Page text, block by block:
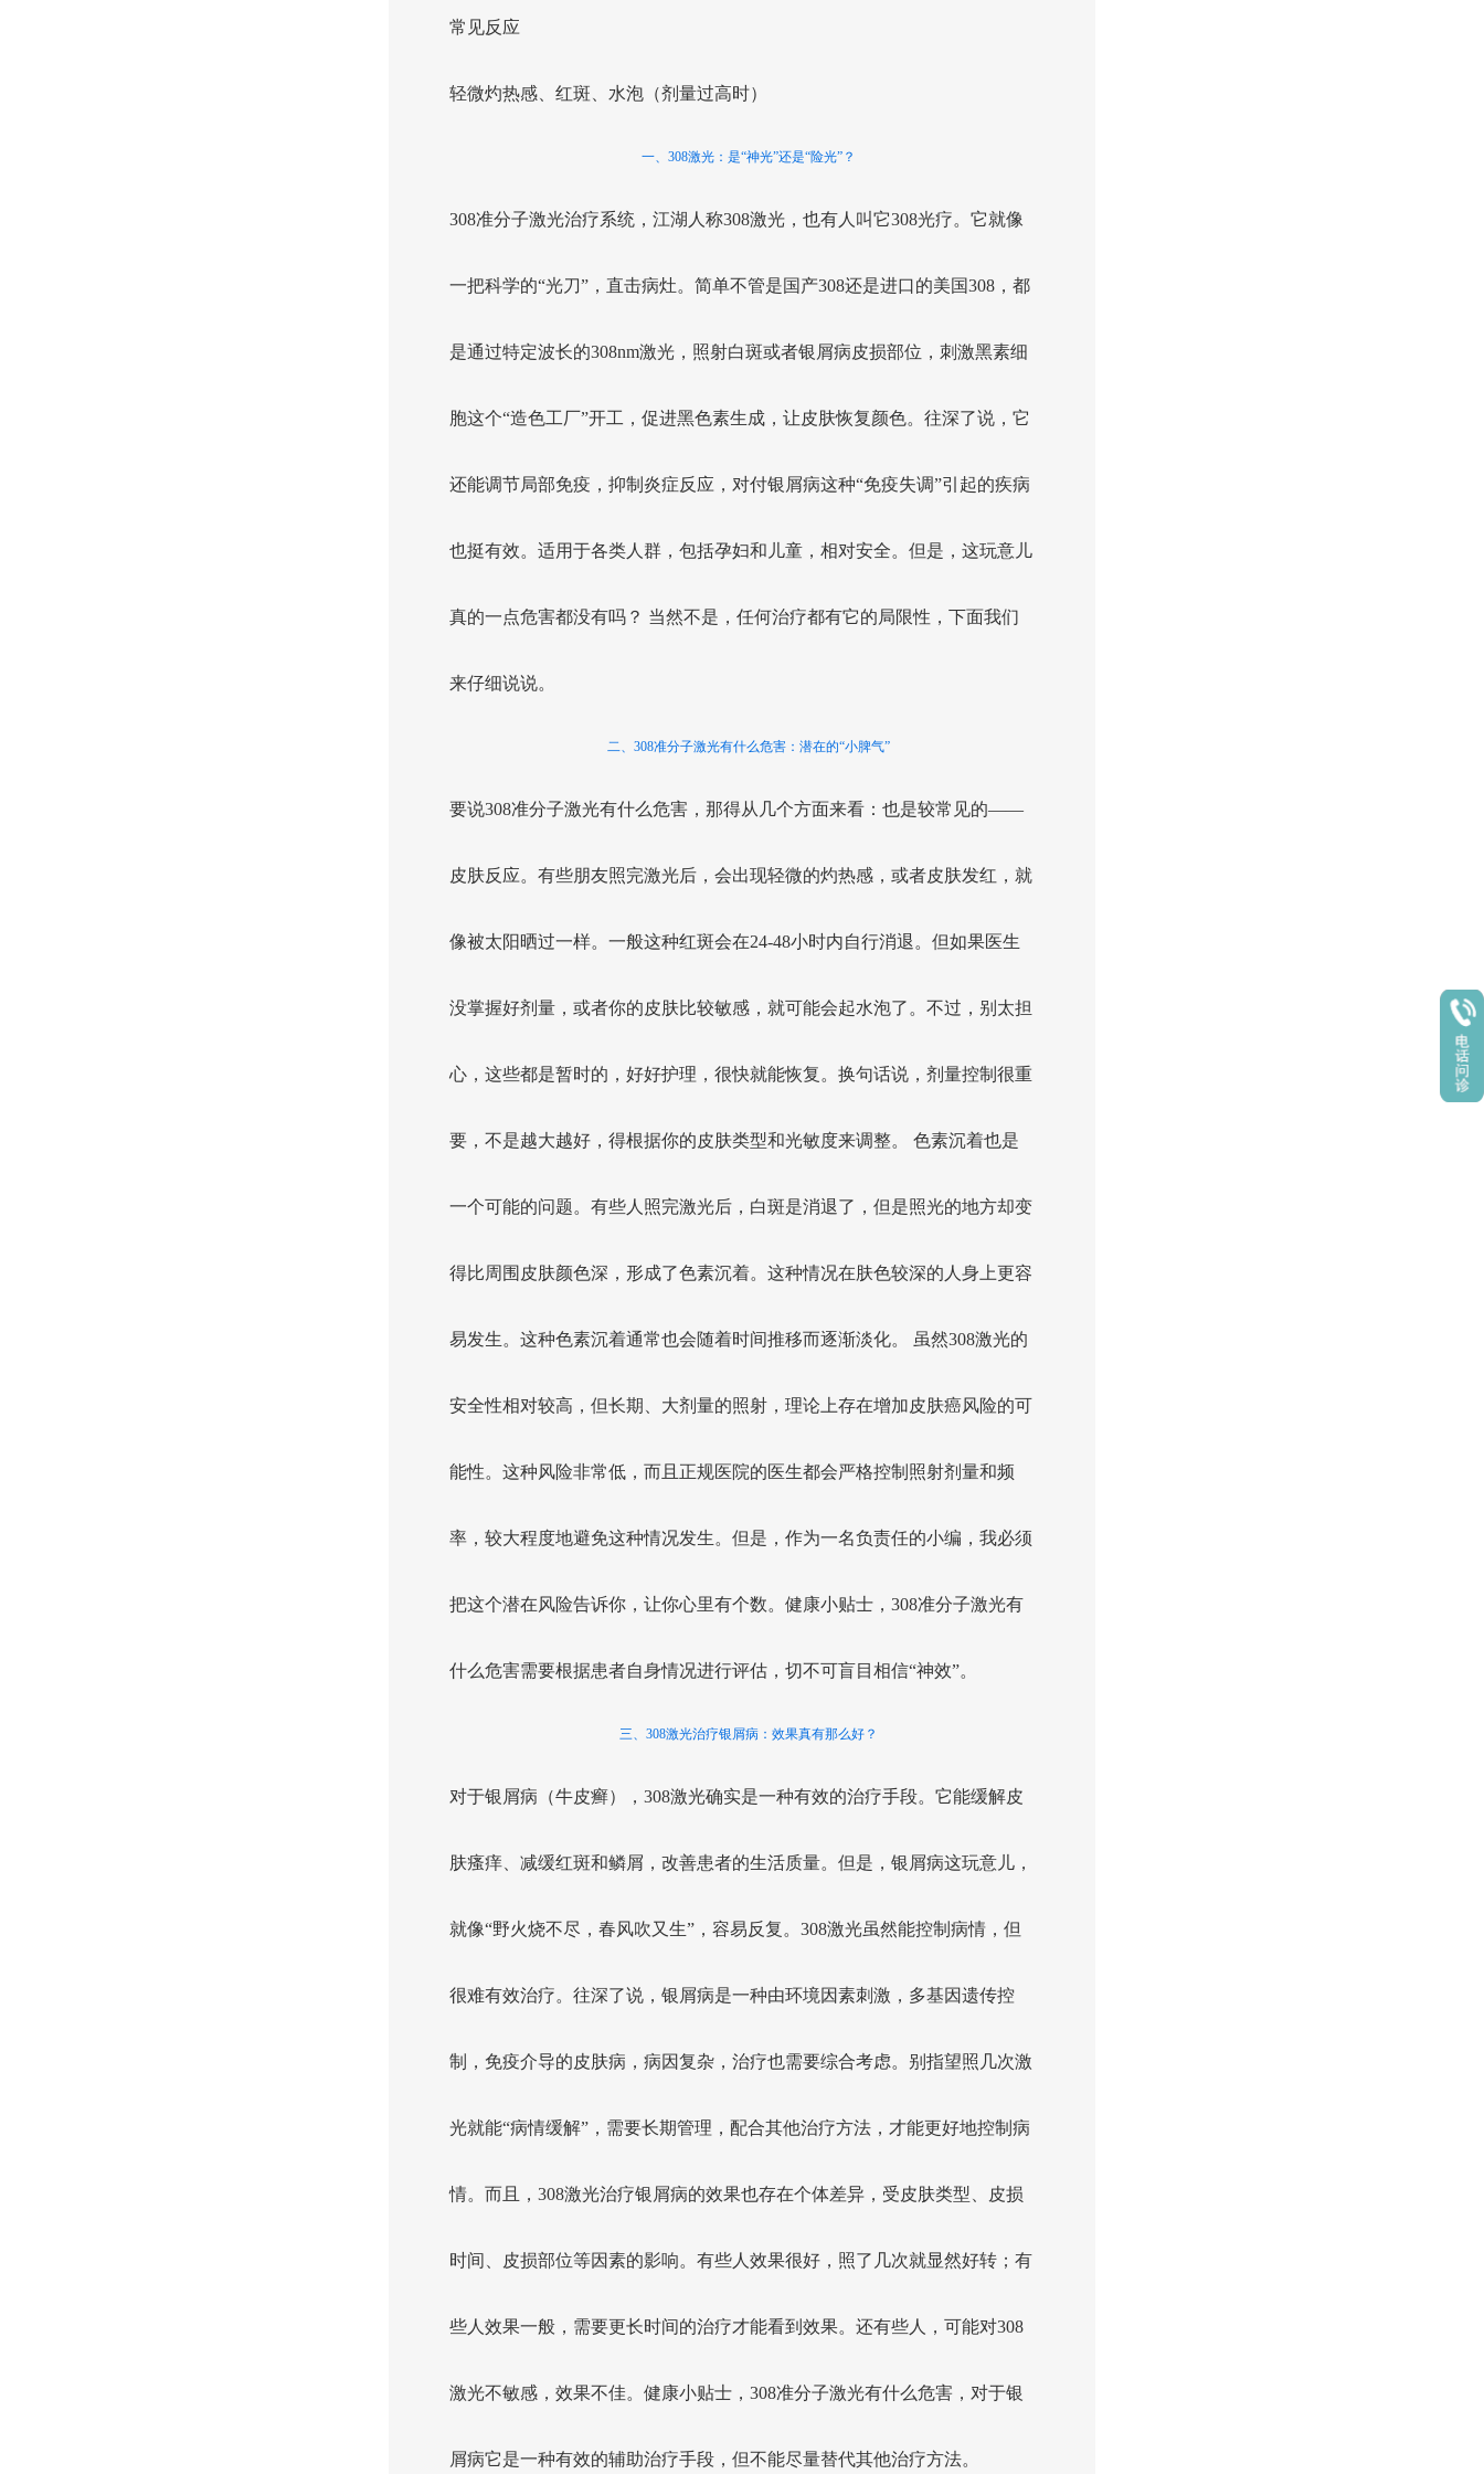
常见反应
轻微灼热感、红斑、水泡（剂量过高时）
一、308激光：是“神光”还是“险光”？
308准分子激光治疗系统，江湖人称308激光，也有人叫它308光疗。它就像
一把科学的“光刀”，直击病灶。简单不管是国产308还是进口的美国308，都
是通过特定波长的308nm激光，照射白斑或者银屑病皮损部位，刺激黑素细
胞这个“造色工厂”开工，促进黑色素生成，让皮肤恢复颜色。往深了说，它
还能调节局部免疫，抑制炎症反应，对付银屑病这种“免疫失调”引起的疾病
也挺有效。适用于各类人群，包括孕妇和儿童，相对安全。但是，这玩意儿
真的一点危害都没有吗？ 当然不是，任何治疗都有它的局限性，下面我们
来仔细说说。
二、308准分子激光有什么危害：潜在的“小脾气”
要说308准分子激光有什么危害，那得从几个方面来看：也是较常见的——
皮肤反应。有些朋友照完激光后，会出现轻微的灼热感，或者皮肤发红，就
像被太阳晒过一样。一般这种红斑会在24-48小时内自行消退。但如果医生
没掌握好剂量，或者你的皮肤比较敏感，就可能会起水泡了。不过，别太担
心，这些都是暂时的，好好护理，很快就能恢复。换句话说，剂量控制很重
要，不是越大越好，得根据你的皮肤类型和光敏度来调整。 色素沉着也是
一个可能的问题。有些人照完激光后，白斑是消退了，但是照光的地方却变
得比周围皮肤颜色深，形成了色素沉着。这种情况在肤色较深的人身上更容
易发生。这种色素沉着通常也会随着时间推移而逐渐淡化。 虽然308激光的
安全性相对较高，但长期、大剂量的照射，理论上存在增加皮肤癌风险的可
能性。这种风险非常低，而且正规医院的医生都会严格控制照射剂量和频
率，较大程度地避免这种情况发生。但是，作为一名负责任的小编，我必须
把这个潜在风险告诉你，让你心里有个数。健康小贴士，308准分子激光有
什么危害需要根据患者自身情况进行评估，切不可盲目相信“神效”。
三、308激光治疗银屑病：效果真有那么好？
对于银屑病（牛皮癣），308激光确实是一种有效的治疗手段。它能缓解皮
肤瘙痒、减缓红斑和鳞屑，改善患者的生活质量。但是，银屑病这玩意儿，
就像“野火烧不尽，春风吹又生”，容易反复。308激光虽然能控制病情，但
很难有效治疗。往深了说，银屑病是一种由环境因素刺激，多基因遗传控
制，免疫介导的皮肤病，病因复杂，治疗也需要综合考虑。别指望照几次激
光就能“病情缓解”，需要长期管理，配合其他治疗方法，才能更好地控制病
情。而且，308激光治疗银屑病的效果也存在个体差异，受皮肤类型、皮损
时间、皮损部位等因素的影响。有些人效果很好，照了几次就显然好转；有
些人效果一般，需要更长时间的治疗才能看到效果。还有些人，可能对308
激光不敏感，效果不佳。健康小贴士，308准分子激光有什么危害，对于银
屑病它是一种有效的辅助治疗手段，但不能尽量替代其他治疗方法。